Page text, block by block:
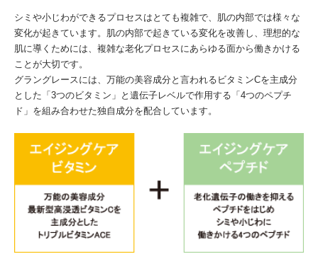
シミや小じわができるプロセスはとても複雑で、肌の内部では様々な
変化が起きています。肌の内部で起きている変化を改善し、理想的な
肌に導くためには、複雑な老化プロセスにあらゆる面から働きかける
ことが大切です。
グラングレースには、万能の美容成分と言われるビタミンCを主成分
とした「3つのビタミン」と遺伝子レベルで作用する「4つのペプチ
ド」を組み合わせた独自成分を配合しています。